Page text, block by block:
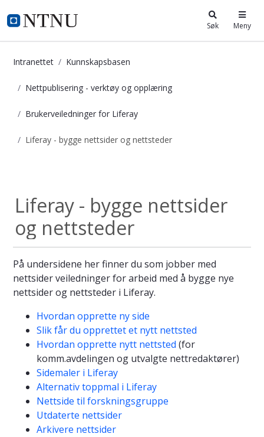
i.ntnu.no Søk Meny
Intranettet Kunnskapsbasen
Nettpublisering - verktøy og opplæring
Brukerveiledninger for Liferay
Liferay - bygge nettsider og nettsteder
Liferay - bygge nettsider
og nettsteder
På undersidene her finner du som jobber med
nettsider veiledninger for arbeid med å bygge nye
nettsider og nettsteder i Liferay.
Hvordan opprette ny side
Slik får du opprettet et nytt nettsted
Hvordan opprette nytt nettsted (for
komm.avdelingen og utvalgte nettredaktører)
Sidemaler i Liferay
Alternativ toppmal i Liferay
Nettside til forskningsgruppe
Utdaterte nettsider
Arkivere nettsider